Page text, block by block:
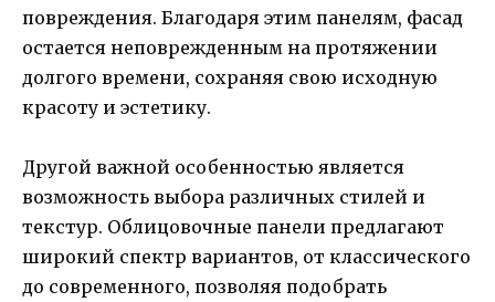
повреждения. Благодаря этим панелям, фасад
остается неповрежденным на протяжении
долгого времени, сохраняя свою исходную
красоту и эстетику.
Другой важной особенностью является
возможность выбора различных стилей и
текстур. Облицовочные панели предлагают
широкий спектр вариантов, от классического
до современного, позволяя подобрать